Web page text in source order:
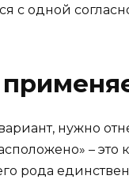
с одной
нужно
– это
рода